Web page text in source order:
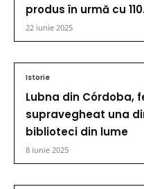
produs în urmă cu
22 iunie 2025
Istorie
Lubna din Córdoba,
supravegheat una
biblioteci din lume
8 iunie 2025